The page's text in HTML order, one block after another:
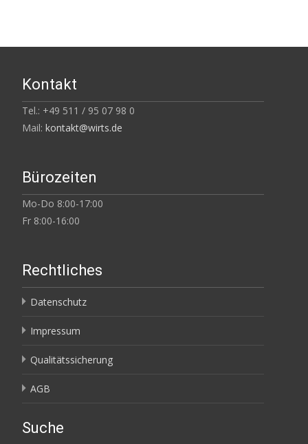
Kontakt
Tel.: +49 511 / 95 07 98 0
Mail: kontakt@wirts.de
Bürozeiten
Mo-Do 8:00-17:00
Fr 8:00-16:00
Rechtliches
Datenschutz
Impressum
Qualitätssicherung
AGB
Suche